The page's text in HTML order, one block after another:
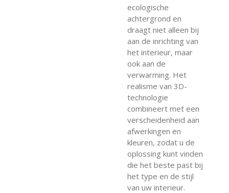
ecologische
achtergrond en
draagt niet alleen bij
aan de inrichting van
het interieur, maar
ook aan de
verwarming. Het
realisme van 3D-
technologie
combineert met een
verscheidenheid aan
afwerkingen en
kleuren, zodat u de
oplossing kunt vinden
die het beste past bij
het type en de stijl
van uw interieur.